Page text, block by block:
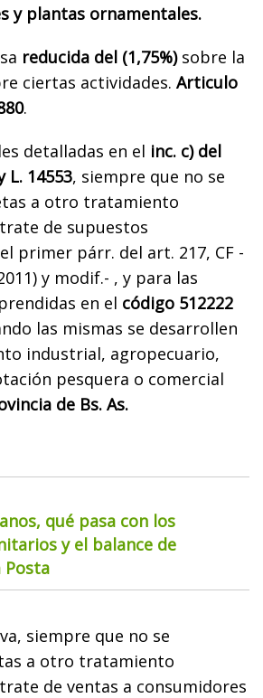
y plantas ornamentales.
reducida del (1,75%)sobre la
ciertas actividades. Articulo
.
detalladas en el inc. c) del
L. 14553, siempre que no se
a otro tratamiento
de supuestos
primer párr. del art. 217, CF -
y modif.- , y para las
en el código 512222
las mismas se desarrollen
industrial, agropecuario,
pesquera o comercial
de Bs. As.
qué pasa con los
y el balance de
Posta
siempre que no se
a otro tratamiento
de ventas a consumidores